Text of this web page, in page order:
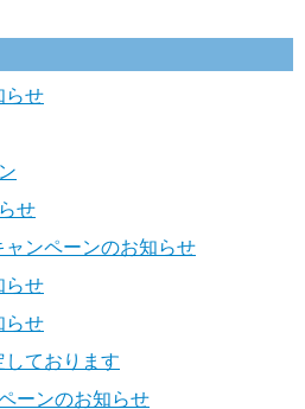
らせ
せ
ャンペーンのお知らせ
らせ
らせ
ております
ーンのお知らせ